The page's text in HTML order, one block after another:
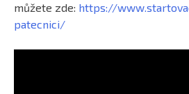
můžete zde: https://
patecnici/